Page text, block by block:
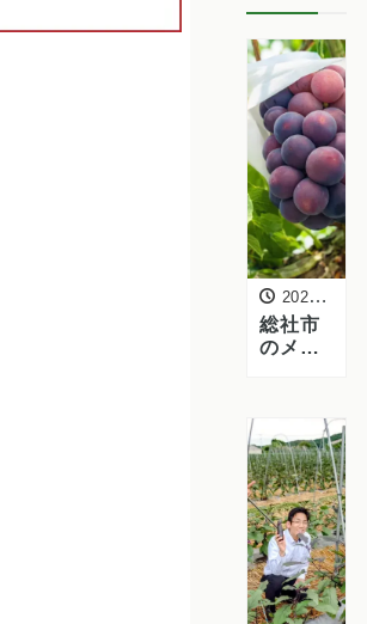
2026年7月11日
総社市
のメロ
地を訪
問【ク
ラカ
2026夏
のフル
ーツ急
便】